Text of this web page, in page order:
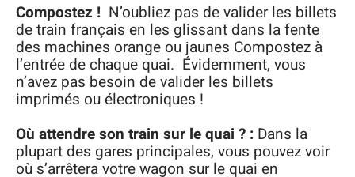
Compostez ! N’oubliez pas de valider les billets
de train français en les glissant dans la fente
des machines orange ou jaunes Compostez à
l’entrée de chaque quai. Évidemment, vous
n’avez pas besoin de valider les billets
imprimés ou électroniques !
Où attendre son train sur le quai ? : Dans la
plupart des gares principales, vous pouvez voir
où s’arrêtera votre wagon sur le quai en